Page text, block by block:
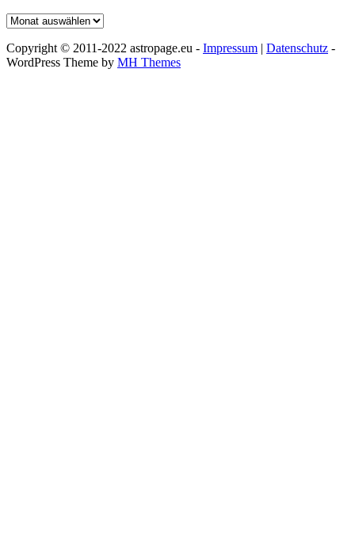
Archiv
Copyright © 2011-2022 astropage.eu - Impressum | Datenschutz -
WordPress Theme by MH Themes